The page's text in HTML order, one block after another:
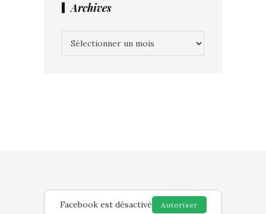
Archives
Facebook est désactivé Autoriser